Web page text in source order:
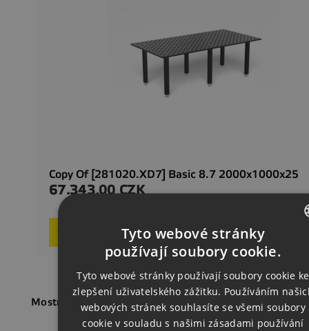
Copy Of [281020.XD7] Basic 8.7 2000x1000x25
Precio
67.343,00 CZK
Delivery 2–4
Request product
Mostrando 1-2 de 2 artículo(s)
ENGLISH
GERMAN
Tyto webové stránky
používají soubory cookie.
Tyto webové stránky používají soubory cookie ke
zlepšení uživatelského zážitku. Používáním
webových stránek souhlasíte se všemi soubory
cookie v souladu s našimi zásadami používání